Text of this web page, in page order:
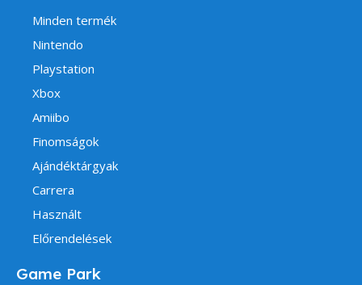
Minden termék
Nintendo
Playstation
Xbox
Amiibo
Finomságok
Ajándéktárgyak
Carrera
Használt
Előrendelések
Game Park